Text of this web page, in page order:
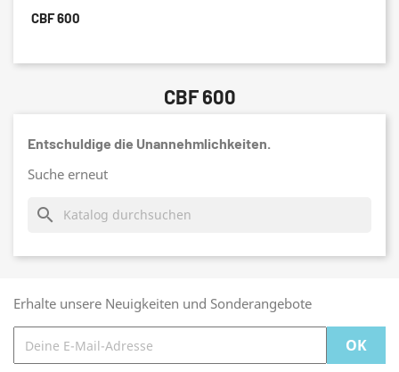
CBF 600
CBF 600
Entschuldige die Unannehmlichkeiten.
Suche erneut
search
Erhalte unsere Neuigkeiten und Sonderangebote